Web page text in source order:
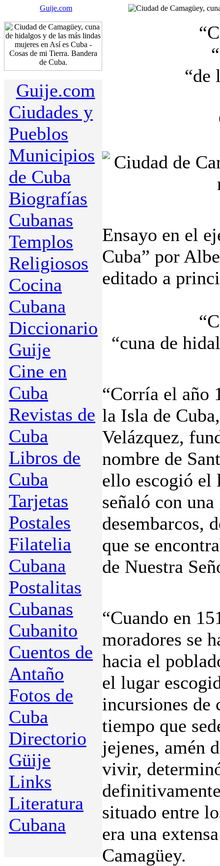
Guije.com
Guije.com
Ciudades y
Pueblos
Municipios
de Cuba
Biografías
Cubanas
Templos
Religiosos
Cocina
Cubana
Diccionario
Guije
Cine en
Cuba
Revistas de
Cuba
Libros de
Cuba
Tarjetas
Postales
Filatelia
Cubana
Postalitas
Cubanas
Cubanito
Cuentos de
Antaño
Fotos de
Cuba
Directorio
Güije
Links
Literatura
Cubana
“de
Ensayo en el
Cuba” por
editado a
“cuna de
“Corría el año
la Isla de
Velázquez,
nombre de
ello escogió el
señaló con
desembarcos,
que se
de Nuestra
“Cuando en
moradores se
hacia el
el lugar
incursiones de
tiempo que
jejenes, amén
vivir,
situado entre
era una
Camagüey.